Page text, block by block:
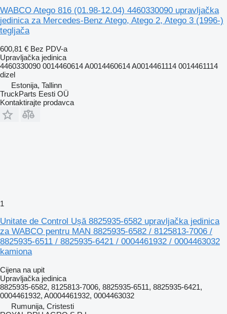
WABCO Atego 816 (01.98-12.04) 4460330090 upravljačka
jedinica za Mercedes-Benz Atego, Atego 2, Atego 3 (1996-)
tegljača
600,81 € Bez PDV-a
Upravljačka jedinica
4460330090 0014460614 A0014460614 A0014461114 0014461114
dizel
Estonija, Tallinn
TruckParts Eesti OÜ
Kontaktirajte prodavca
1
Unitate de Control Ușă 8825935-6582 upravljačka jedinica
za WABCO pentru MAN 8825935-6582 / 8125813-7006 /
8825935-6511 / 8825935-6421 / 0004461932 / 0004463032
kamiona
Cijena na upit
Upravljačka jedinica
8825935-6582, 8125813-7006, 8825935-6511, 8825935-6421,
0004461932, A0004461932, 0004463032
Rumunija, Cristesti